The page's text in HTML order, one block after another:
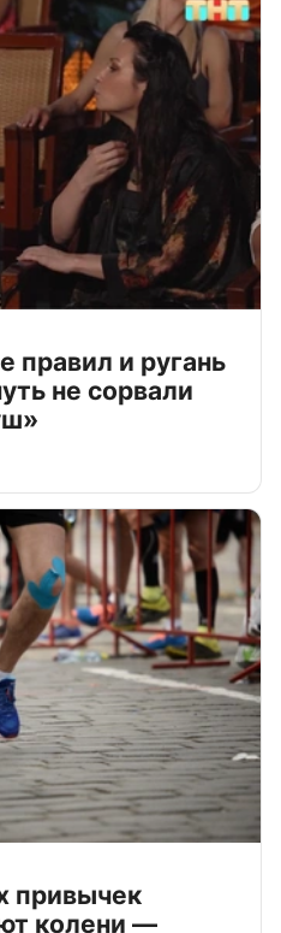
правил и ругань
не сорвали
привычек
колени —